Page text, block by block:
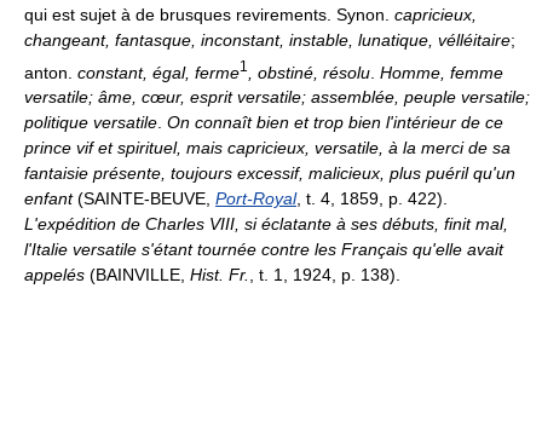
qui est sujet à de brusques revirements. Synon. capricieux,
changeant, fantasque, inconstant, instable, lunatique, vélléitaire;
anton. constant, égal, ferme1 , obstiné, résolu Homme, femme
versatile; âme, cœur, esprit versatile; assemblée, peuple versatile;
politique versatile. On connaît bien et trop bien l'intérieur de ce
prince vif et spirituel, mais capricieux, versatile, à la merci de sa
fantaisie présente, toujours excessif, malicieux, plus puéril qu'un
enfant(SAINTE-BEUVE, Port-Royal, t. 4, 1859, p. 422).
L'expédition de Charles VIII, si éclatante à ses débuts, finit mal,
l'Italie versatile s'étant tournée contre les Français qu'elle avait
appelés (BAINVILLE, Hist. Fr., t. 1, 1924, p. 138).